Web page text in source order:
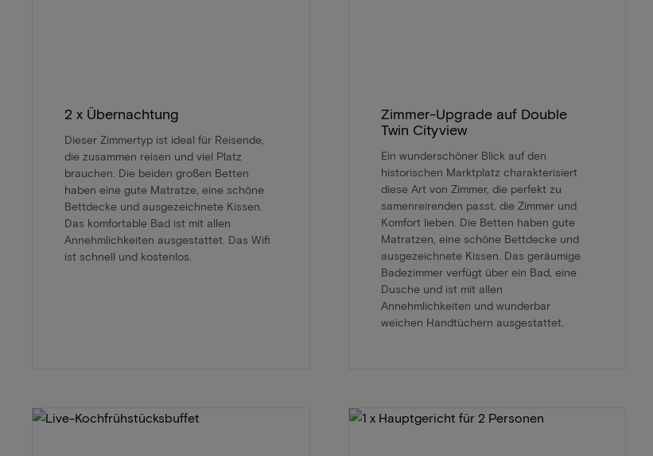
2 x Übernachtung
Dieser Zimmertyp ist ideal für Reisende,
die zusammen reisen und viel Platz
brauchen. Die beiden großen Betten
haben eine gute Matratze, eine schöne
Bettdecke und ausgezeichnete Kissen.
Das komfortable Bad ist mit allen
Annehmlichkeiten ausgestattet. Das Wifi
ist schnell und kostenlos.
Zimmer-Upgrade auf Double
Twin Cityview
Ein wunderschöner Blick auf den
historischen Marktplatz charakterisiert
diese Art von Zimmer, die perfekt zu
samenreirenden passt, die Zimmer und
Komfort lieben. Die Betten haben gute
Matratzen, eine schöne Bettdecke und
ausgezeichnete Kissen. Das geräumige
Badezimmer verfügt über ein Bad, eine
Dusche und ist mit allen
Annehmlichkeiten und wunderbar
weichen Handtüchern ausgestattet.